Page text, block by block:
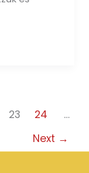
23 24
…
Next →